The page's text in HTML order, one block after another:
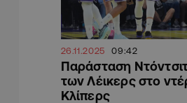
26.11.2025 09:42
Παράσταση
των Λέικερς στο
Κλίπερς